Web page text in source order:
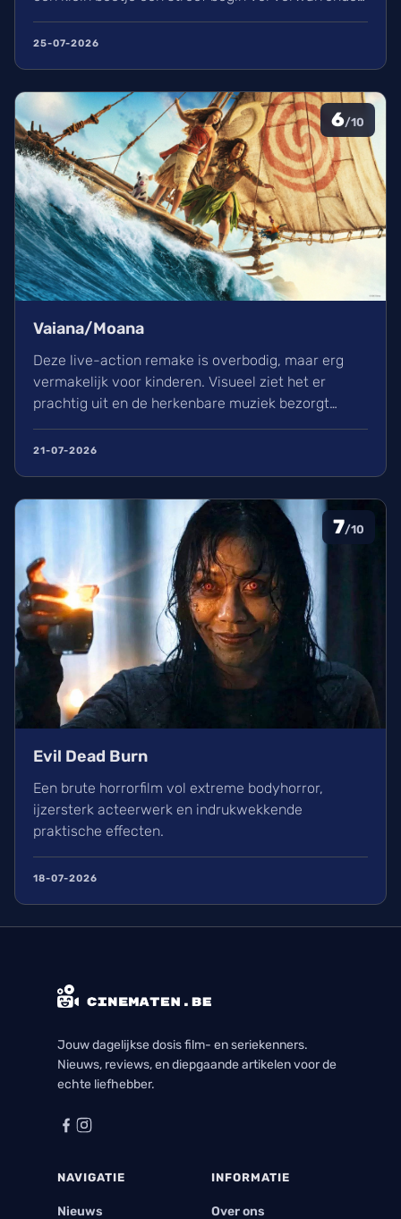
flashbacks en wisselend acteerwerk, evolueert de
film in een indrukwekkend epos vol praktische
25-07-2026
6/10
Vaiana/Moana
Deze live-action remake is overbodig, maar erg
vermakelijk voor kinderen. Visueel ziet het er
prachtig uit en de herkenbare muziek bezorgt
kippenvel. Hoewel de lore complex is, zorgt het
avontuur voor een heerlijke ervaring in de
21-07-2026
7/10
Evil Dead Burn
Een brute horrorfilm vol extreme bodyhorror,
ijzersterk acteerwerk en indrukwekkende
praktische effecten.
18-07-2026
Jouw dagelijkse dosis film- en seriekenners.
Nieuws, reviews, en diepgaande artikelen voor de
echte liefhebber.
NAVIGATIE
Nieuws
INFORMATIE
Over ons